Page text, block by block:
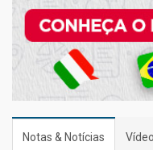
Notas & Notícias